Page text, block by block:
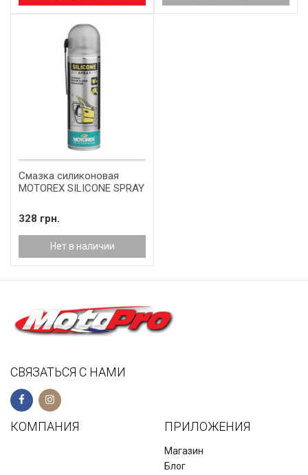
Смазка силиконовая
MOTOREX SILICONE SPRAY
328 грн.
Нет в наличии
СВЯЗАТЬСЯ С НАМИ
КОМПАНИЯ ПРИЛОЖЕНИЯ
Магазин
Блог